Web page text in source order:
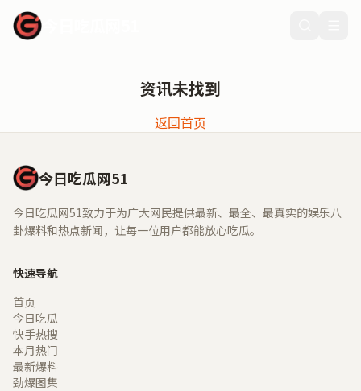
资讯未找到
返回首页
今日吃瓜网51
今日吃瓜网51致力于为广大网民提供最新、最全、最真实的娱乐八
卦爆料和热点新闻，让每一位用户都能放心吃瓜。
快速导航
首页
今日吃瓜
快手热搜
本月热门
最新爆料
劲爆图集